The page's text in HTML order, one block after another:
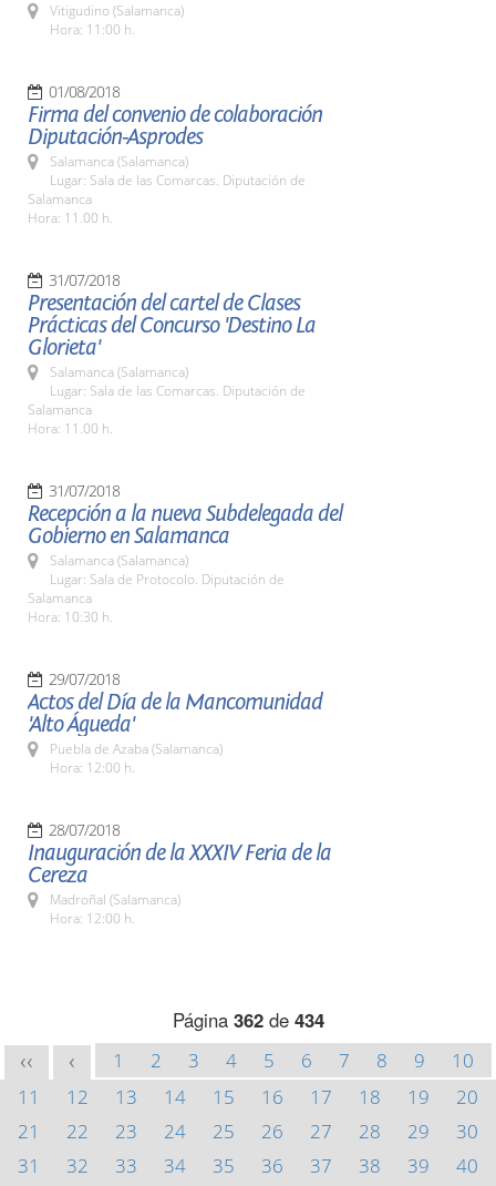
Vitigudino (Salamanca)
Hora: 11:00 h.
01/08/2018
Firma del convenio de colaboración
Diputación-Asprodes
Salamanca (Salamanca)
Lugar: Sala de las Comarcas. Diputación de
Salamanca
Hora: 11.00 h.
31/07/2018
Presentación del cartel de Clases
Prácticas del Concurso 'Destino La
Glorieta'
Salamanca (Salamanca)
Lugar: Sala de las Comarcas. Diputación de
Salamanca
Hora: 11.00 h.
31/07/2018
Recepción a la nueva Subdelegada del
Gobierno en Salamanca
Salamanca (Salamanca)
Lugar: Sala de Protocolo. Diputación de
Salamanca
Hora: 10:30 h.
29/07/2018
Actos del Día de la Mancomunidad
'Alto Águeda'
Puebla de Azaba (Salamanca)
Hora: 12:00 h.
28/07/2018
Inauguración de la XXXIV Feria de la
Cereza
Madroñal (Salamanca)
Hora: 12:00 h.
Página 362de 434
<< < 1 2 3 4 5 6 7 8 9
10
11
12 13 14 15 16 17 18 19
20
21
22 23 24 25 26 27 28 29
30
31
32 33 34 35 36 37 38 39
40